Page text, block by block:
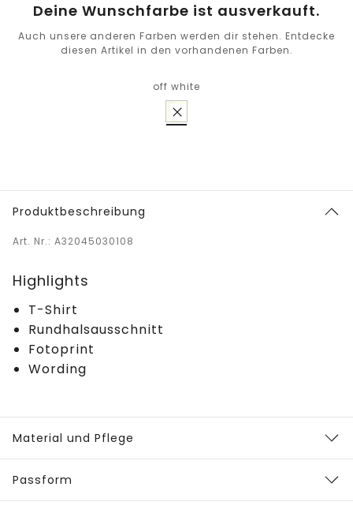
Deine Wunschfarbe ist ausverkauft.
Auch unsere anderen Farben werden dir stehen. Entdecke
diesen Artikel in den vorhandenen Farben.
off white
Produktbeschreibung
Art. Nr.: A32045030108
Highlights
T-Shirt
Rundhalsausschnitt
Fotoprint
Wording
Material und Pflege
Passform